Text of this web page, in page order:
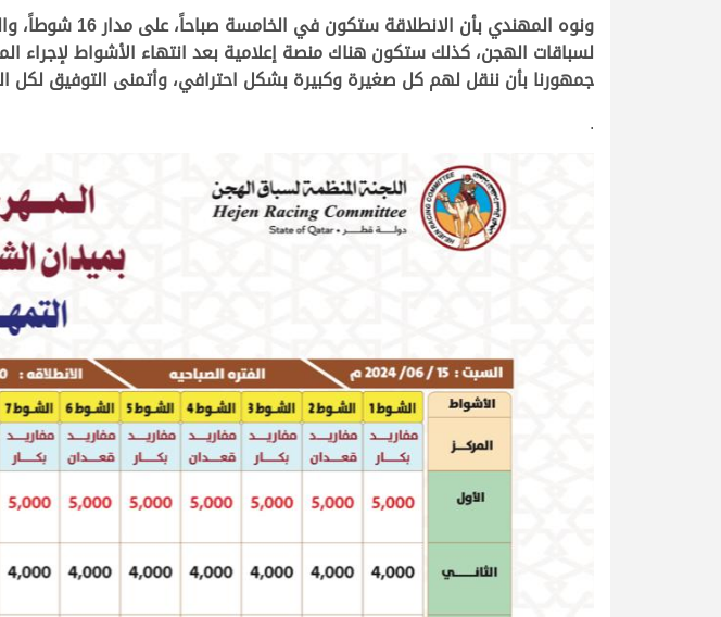
ونوه المهندي
لسباقات الهجن، كذلك ستكون هناك منصة إعلامية بعد انتهاء الأشواط لإجراء
جمهورنا بأن ننقل لهم كل صغيرة وكبيرة بشكل احترافي، وأتمنى التوفيق لكل
.